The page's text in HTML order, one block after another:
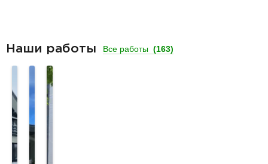
Наши работы Все работы (163)